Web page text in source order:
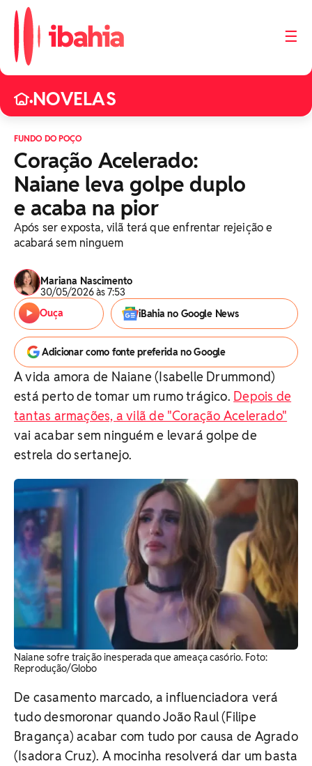
☰
•NOVELAS
FUNDO DO POÇO
Coração Acelerado:
Naiane leva golpe duplo
e acaba na pior
Após ser exposta, vilã terá que enfrentar rejeição e
acabará sem ninguem
Mariana Nascimento
30/05/2026 às 7:53
Ouça
iBahia no Google News
Adicionar como fonte preferida no Google
A vida amora de Naiane (Isabelle Drummond)
está perto de tomar um rumo trágico. Depois de
tantas armações, a vilã de "Coração Acelerado"
vai acabar sem ninguém e levará golpe de
estrela do sertanejo.
Naiane sofre traição inesperada que ameaça casório. ​Foto:
Reprodução/Globo
De casamento marcado, a influenciadora verá
tudo desmoronar quando João Raul (Filipe
Bragança) acabar com tudo por causa de Agrado
(Isadora Cruz). A mocinha resolverá dar um basta